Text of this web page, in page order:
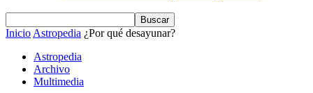
Inicio Astropedia ¿Por qué desayunar?
Astropedia
Archivo
Multimedia